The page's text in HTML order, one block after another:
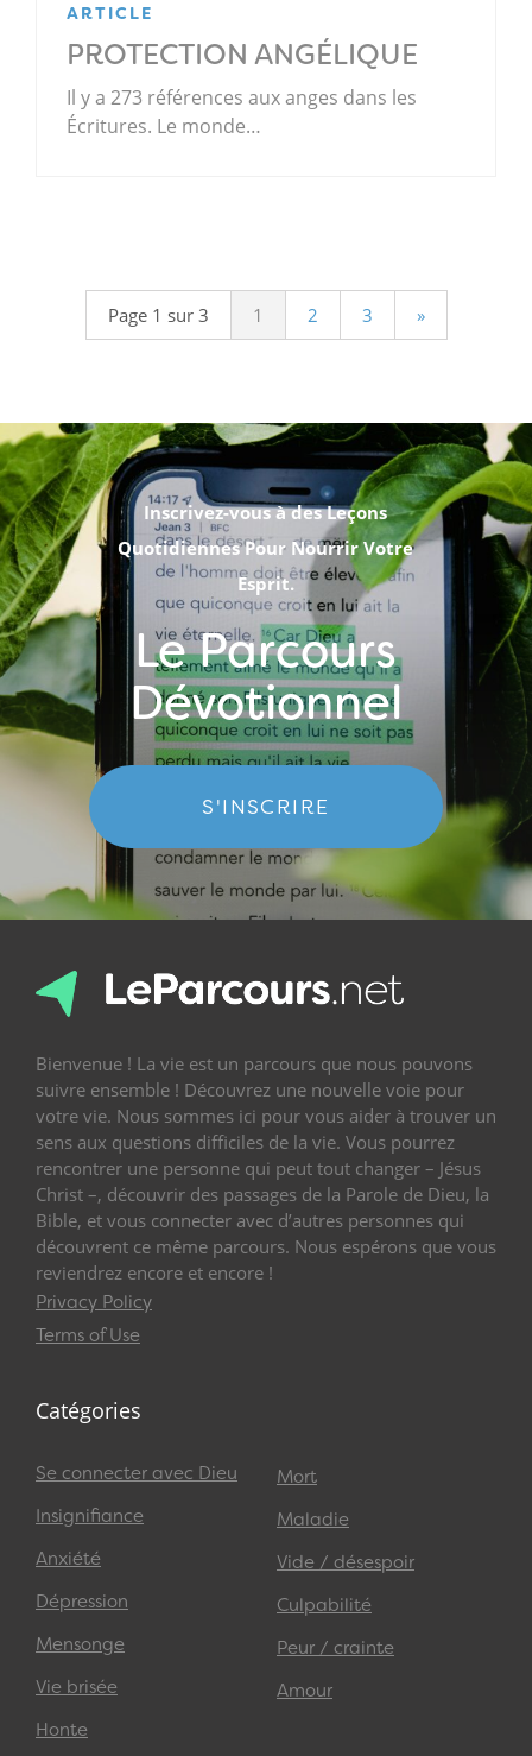
ARTICLE
PROTECTION ANGÉLIQUE
Il y a 273 références aux anges dans les
Écritures. Le monde…
Page 1 sur 3 1 2 3 »
Inscrivez-vous à des Leçons
Quotidiennes Pour Nourrir Votre
Esprit.
Le Parcours
Dévotionnel
S'INSCRIRE
Bienvenue ! La vie est un parcours que nous pouvons
suivre ensemble ! Découvrez une nouvelle voie pour
votre vie. Nous sommes ici pour vous aider à trouver un
sens aux questions difficiles de la vie. Vous pourrez
rencontrer une personne qui peut tout changer – Jésus
Christ –, découvrir des passages de la Parole de Dieu, la
Bible, et vous connecter avec d’autres personnes qui
découvrent ce même parcours. Nous espérons que vous
reviendrez encore et encore !
Privacy Policy
Terms of Use
Catégories
Se connecter avec Dieu
Insignifiance
Anxiété
Dépression
Mensonge
Vie brisée
Honte
Mort
Maladie
Vide / désespoir
Culpabilité
Peur / crainte
Amour